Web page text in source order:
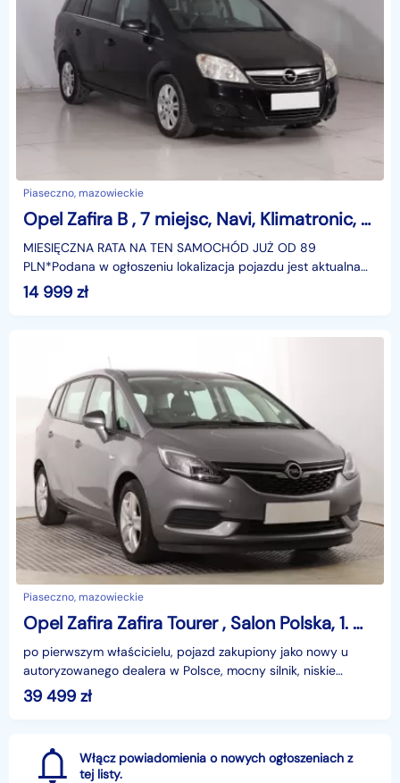
Piaseczno, mazowieckie
Opel Zafira B , 7 miejsc, Navi, Klimatronic, Tempomat, Parktronic,ALU
MIESIĘCZNA RATA NA TEN SAMOCHÓD JUŻ OD 89
PLN*Podana w ogłoszeniu lokalizacja pojazdu jest aktualna
na dzień wystawienia ogłoszenia. Przed przyjazdem do
salonu
14 999 zł
Piaseczno, mazowieckie
Opel Zafira Zafira Tourer , Salon Polska, 1. Właściciel, Klimatronic, Tempomat,
po pierwszym właścicielu, pojazd zakupiony jako nowy u
autoryzowanego dealera w Polsce, mocny silnik, niskie
spalanie, MIESIĘCZNA RATA NA TEN SAMOCHÓD JUŻ OD 2
39 499 zł
Włącz powiadomienia o nowych ogłoszeniach z
tej listy.